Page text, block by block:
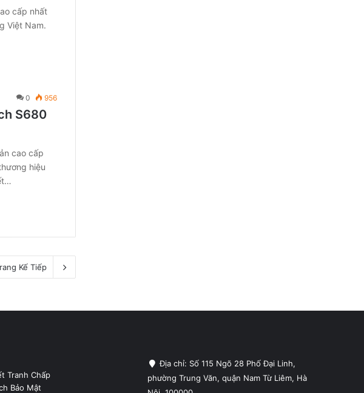
cấp nhất
Việt Nam.
0 956
S680
cao cấp
hiệu
Kế Tiếp
Tranh Chấp
Bảo Mật
Địa chỉ: Số 115 Ngõ 28 Phố Đại Linh,
phường Trung Văn, quận Nam Từ Liêm, Hà